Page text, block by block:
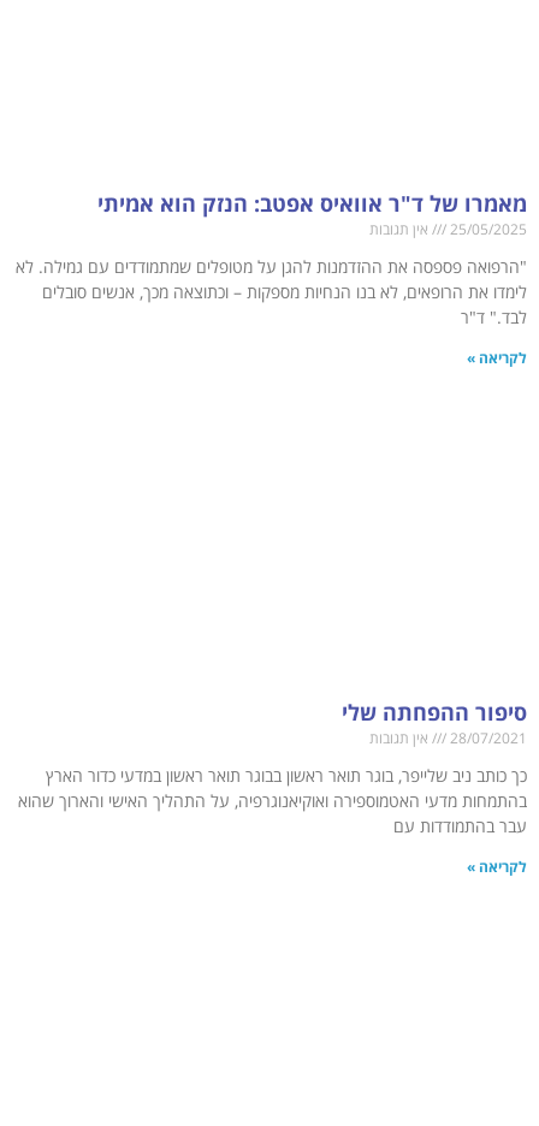
מאמרו של ד"ר אוואיס אפטב: הנזק הוא אמיתי
25/05/2025 אין תגובות
"הרפואה פספסה את ההזדמנות להגן על מטופלים שמתמודדים עם גמילה. לא
לימדו את הרופאים, לא בנו הנחיות מספקות – וכתוצאה מכך, אנשים סובלים
לבד." ד"ר
לקריאה »
סיפור ההפחתה שלי
28/07/2021 אין תגובות
כך כותב ניב שלייפר, בוגר תואר ראשון בבוגר תואר ראשון במדעי כדור הארץ
בהתמחות מדעי האטמוספירה ואוקיאנוגרפיה, על התהליך האישי והארוך שהוא
עבר בהתמודדות עם
לקריאה »